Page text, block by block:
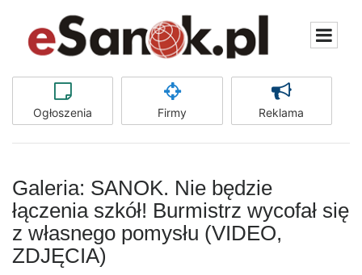
Ogłoszenia Firmy Reklama
Galeria: SANOK. Nie będzie
łączenia szkół! Burmistrz wycofał się
z własnego pomysłu (VIDEO,
ZDJĘCIA)